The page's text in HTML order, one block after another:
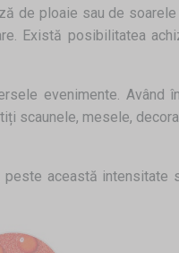
de ploaie sau de
Există posibilitatea
evenimente. Având
scaunele, mesele,
peste această intensitate